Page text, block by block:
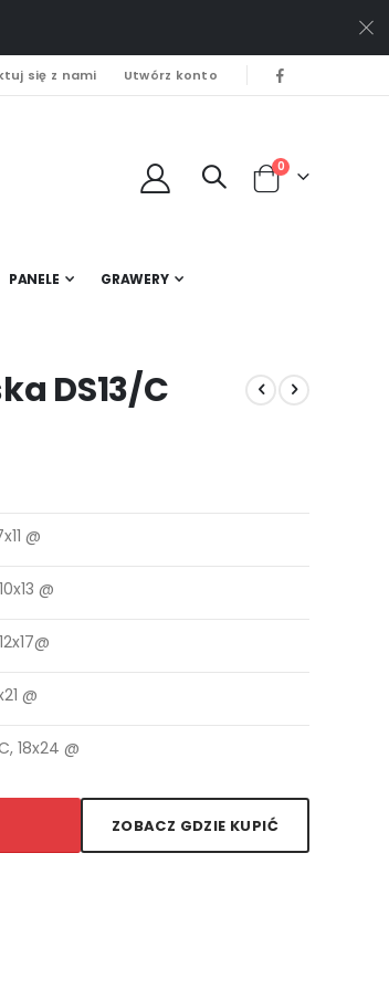
się z nami Utwórz konto
Cart
0
PANELE GRAWERY
DS13/C
@
@
@
18x24 @
ZOBACZ GDZIE KUPIĆ